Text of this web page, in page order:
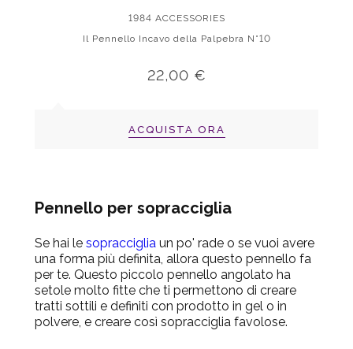
1984 ACCESSORIES
Il Pennello Incavo della Palpebra N°10
22,00 €
ACQUISTA ORA
Pennello per sopracciglia
Se hai le sopracciglia un po' rade o se vuoi avere
una forma più definita, allora questo pennello fa
per te. Questo piccolo pennello angolato ha
setole molto fitte che ti permettono di creare
tratti sottili e definiti con prodotto in gel o in
polvere, e creare così sopracciglia favolose.